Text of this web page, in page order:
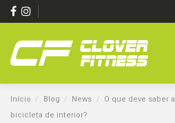
Início Blog News
O que deve saber
bicicleta de interior?